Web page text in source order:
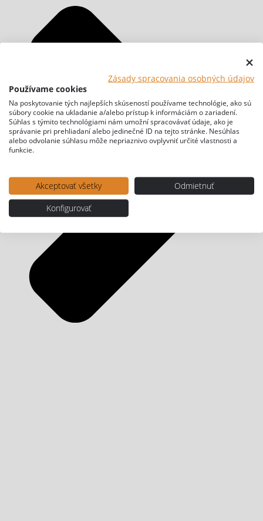
Zásady spracovania osobných údajov
Používame cookies
Na poskytovanie tých najlepších skúseností používame technológie, ako sú
súbory cookie na ukladanie a/alebo prístup k informáciám o zariadení.
Súhlas s týmito technológiami nám umožní spracovávať údaje, ako je
správanie pri prehliadaní alebo jedinečné ID na tejto stránke. Nesúhlas
alebo odvolanie súhlasu môže nepriaznivo ovplyvniť určité vlastnosti a
funkcie.
Akceptovať všetky
Odmietnuť
Konfigurovať